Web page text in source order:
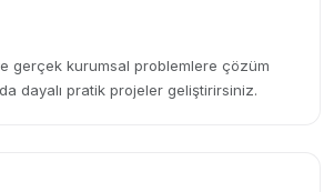
gerçek kurumsal problemlere çözüm
dayalı pratik projeler geliştirirsiniz.